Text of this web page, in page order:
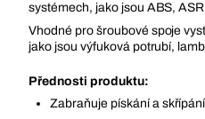
systémech, jako jsou ABS,
Vhodné pro šroubové spoje
jako jsou výfuková potrubí,
Přednosti produktu:
Zabraňuje pískání a